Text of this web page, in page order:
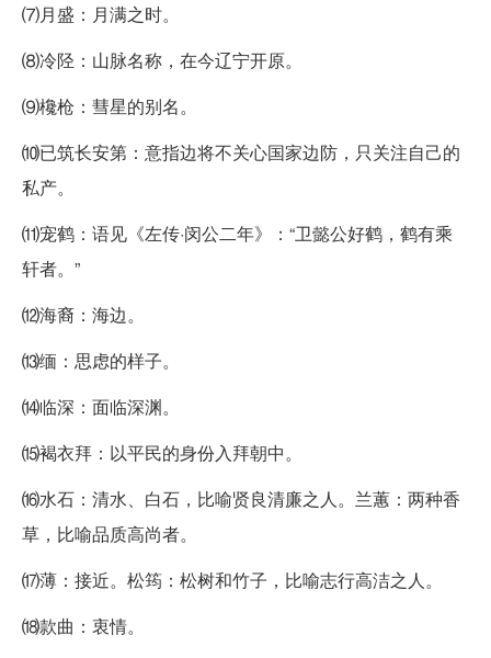
⑺月盛：月满之时。
⑻冷陉：山脉名称，在今辽宁开原。
⑼欃枪：彗星的别名。
⑽已筑长安第：意指边将不关心国家边防，只关注自己的
私产。
⑾宠鹤：语见《左传·闵公二年》：“卫懿公好鹤，鹤有乘
轩者。”
⑿海裔：海边。
⒀缅：思虑的样子。
⒁临深：面临深渊。
⒂褐衣拜：以平民的身份入拜朝中。
⒃水石：清水、白石，比喻贤良清廉之人。兰蕙：两种香
草，比喻品质高尚者。
⒄薄：接近。松筠：松树和竹子，比喻志行高洁之人。
⒅款曲：衷情。